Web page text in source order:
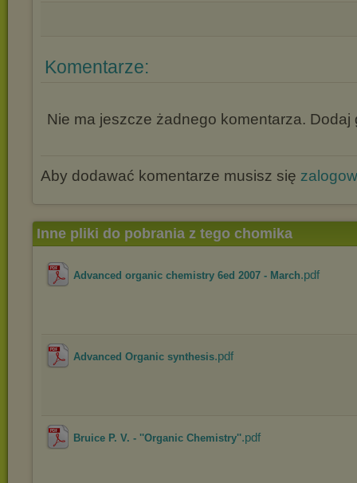
Komentarze:
Nie ma jeszcze żadnego komentarza. Dodaj
Aby dodawać komentarze musisz się
Inne pliki do pobrania z tego chomika
Advanced organic chemistry 6ed 2007 - March.pdf
Advanced Organic synthesis.pdf
Bruice P. V. - ''Organic Chemistry''.pdf